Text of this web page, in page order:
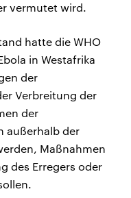
vermutet wird.
hatte die WHO
in Westafrika
der
Verbreitung der
der
außerhalb der
Maßnahmen
des Erregers oder